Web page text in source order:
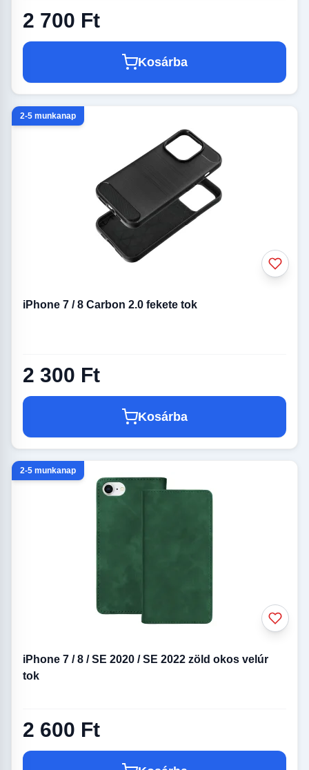
2 700 Ft
Kosárba
2-5 munkanap
iPhone 7 / 8 Carbon 2.0 fekete tok
2 300 Ft
Kosárba
2-5 munkanap
iPhone 7 / 8 / SE 2020 / SE 2022 zöld okos velúr
tok
2 600 Ft